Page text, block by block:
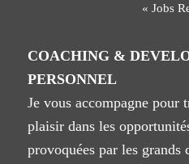
« Jobs
COACHING &
PERSONNEL
Je vous accompagne
plaisir dans les
provoquées par les grands